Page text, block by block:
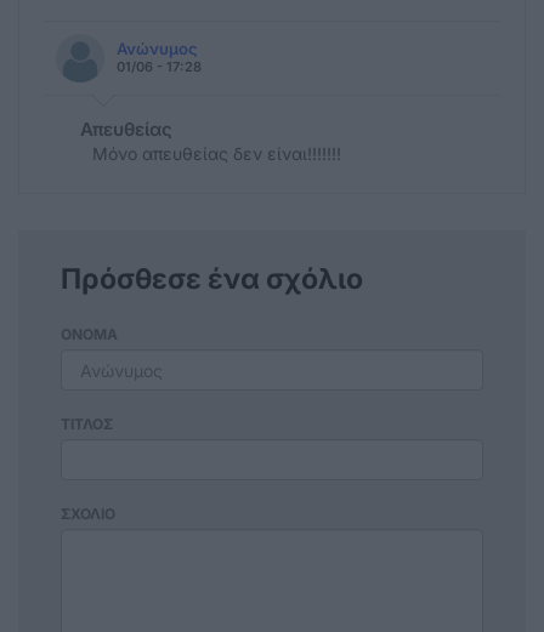
Ανώνυμος
01/06 - 17:28
Απευθείας
Μόνο απευθείας δεν είναι!!!!!!!
Πρόσθεσε ένα σχόλιο
ΟΝΟΜΑ
ΤΙΤΛΟΣ
ΣΧΟΛΙΟ